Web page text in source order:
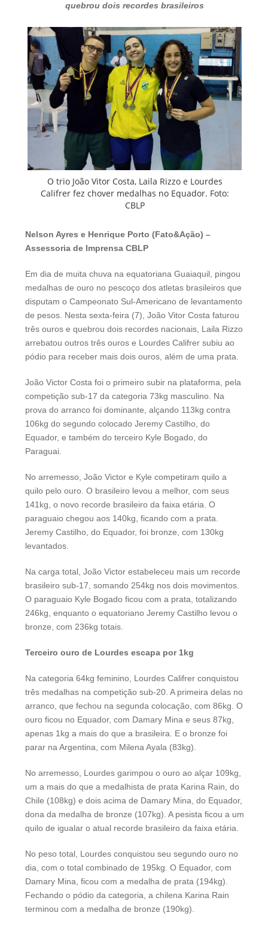
quebrou dois recordes brasileiros
O trio João Vitor Costa, Laila Rizzo e Lourdes
Califrer fez chover medalhas no Equador. Foto:
CBLP
Nelson Ayres e Henrique Porto (Fato&Ação) –
Assessoria de Imprensa CBLP
Em dia de muita chuva na equatoriana Guaiaquil, pingou
medalhas de ouro no pescoço dos atletas brasileiros que
disputam o Campeonato Sul-Americano de levantamento
de pesos. Nesta sexta-feira (7), João Vitor Costa faturou
três ouros e quebrou dois recordes nacionais, Laila Rizzo
arrebatou outros três ouros e Lourdes Califrer subiu ao
pódio para receber mais dois ouros, além de uma prata.
João Victor Costa foi o primeiro subir na plataforma, pela
competição sub-17 da categoria 73kg masculino. Na
prova do arranco foi dominante, alçando 113kg contra
106kg do segundo colocado Jeremy Castilho, do
Equador, e também do terceiro Kyle Bogado, do
Paraguai.
No arremesso, João Victor e Kyle competiram quilo a
quilo pelo ouro. O brasileiro levou a melhor, com seus
141kg, o novo recorde brasileiro da faixa etária. O
paraguaio chegou aos 140kg, ficando com a prata.
Jeremy Castilho, do Equador, foi bronze, com 130kg
levantados.
Na carga total, João Victor estabeleceu mais um recorde
brasileiro sub-17, somando 254kg nos dois movimentos.
O paraguaio Kyle Bogado ficou com a prata, totalizando
246kg, enquanto o equatoriano Jeremy Castilho levou o
bronze, com 236kg totais.
Terceiro ouro de Lourdes escapa por 1kg
Na categoria 64kg feminino, Lourdes Califrer conquistou
três medalhas na competição sub-20. A primeira delas no
arranco, que fechou na segunda colocação, com 86kg. O
ouro ficou no Equador, com Damary Mina e seus 87kg,
apenas 1kg a mais do que a brasileira. E o bronze foi
parar na Argentina, com Milena Ayala (83kg).
No arremesso, Lourdes garimpou o ouro ao alçar 109kg,
um a mais do que a medalhista de prata Karina Rain, do
Chile (108kg) e dois acima de Damary Mina, do Equador,
dona da medalha de bronze (107kg). A pesista ficou a um
quilo de igualar o atual recorde brasileiro da faixa etária.
No peso total, Lourdes conquistou seu segundo ouro no
dia, com o total combinado de 195kg. O Equador, com
Damary Mina, ficou com a medalha de prata (194kg).
Fechando o pódio da categoria, a chilena Karina Rain
terminou com a medalha de bronze (190kg).